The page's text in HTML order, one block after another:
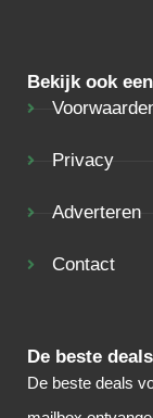
Bekijk ook
Privacy
Adverteren
Contact
De beste
De beste deals